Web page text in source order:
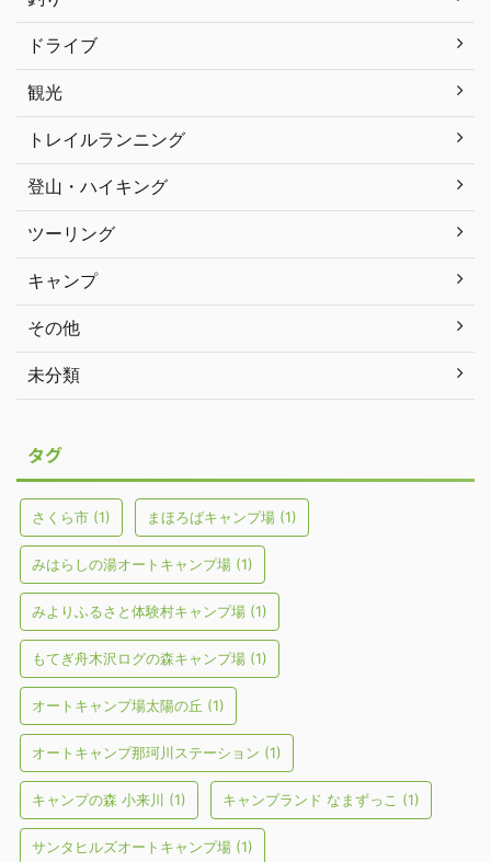
ドライブ
観光
トレイルランニング
登山・ハイキング
ツーリング
キャンプ
その他
未分類
タグ
さくら市 (1) まほろばキャンプ場 (1)
みはらしの湯オートキャンプ場 (1)
みよりふるさと体験村キャンプ場 (1)
もてぎ舟木沢ログの森キャンプ場 (1)
オートキャンプ場太陽の丘 (1)
オートキャンプ那珂川ステーション (1)
キャンプの森 小来川 (1) キャンプランド なまずっこ (1)
サンタヒルズオートキャンプ場 (1)